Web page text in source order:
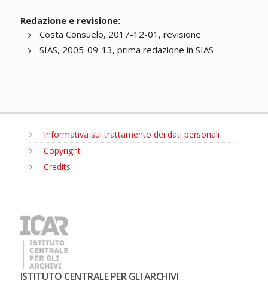
Redazione e revisione:
Costa Consuelo, 2017-12-01, revisione
SIAS, 2005-09-13, prima redazione in SIAS
Informativa sul trattamento dei dati personali
Copyright
Credits
ISTITUTO CENTRALE PER GLI ARCHIVI